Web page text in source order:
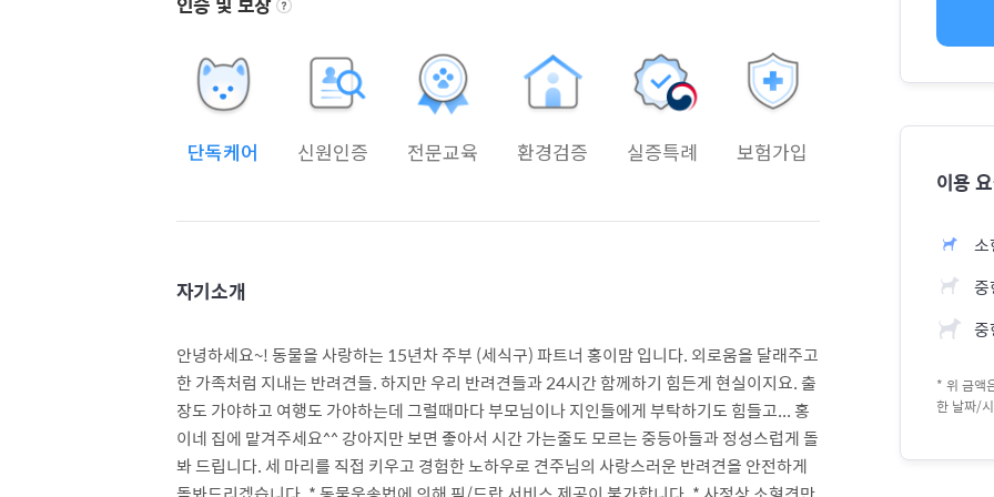
단독케어 신원인증 전문교육 환경검증 실증특례 보험가입
자기소개
안녕하세요~! 동물을 사랑하는 15년차 주부 (세식구) 파트너 홍이맘 입니다. 외로움을 달래주고
한 가족처럼 지내는 반려견들. 하지만 우리 반려견들과 24시간 함께하기 힘든게 현실이지요. 출
장도 가야하고 여행도 가야하는데 그럴때마다 부모님이나 지인들에게 부탁하기도 힘들고... 홍
이네 집에 맡겨주세요^^ 강아지만 보면 좋아서 시간 가는줄도 모르는 중등아들과 정성스럽게 돌
봐 드립니다. 세 마리를 직접 키우고 경험한 노하우로 견주님의 사랑스러운 반려견을 안전하게
이용
소
중
* 위 금액
한 날짜/